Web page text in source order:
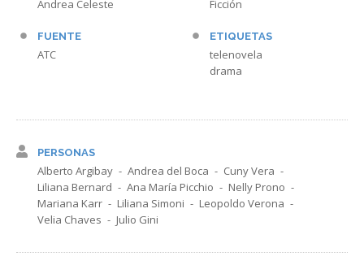
Andrea Celeste
FUENTE
ATC
Ficción
ETIQUETAS
telenovela
drama
PERSONAS
Alberto Argibay Andrea del Boca
Cuny Vera
Liliana Bernard
Ana María Picchio
Nelly Prono
Mariana Karr
Liliana Simoni
Leopoldo Verona
Velia Chaves
Julio Gini